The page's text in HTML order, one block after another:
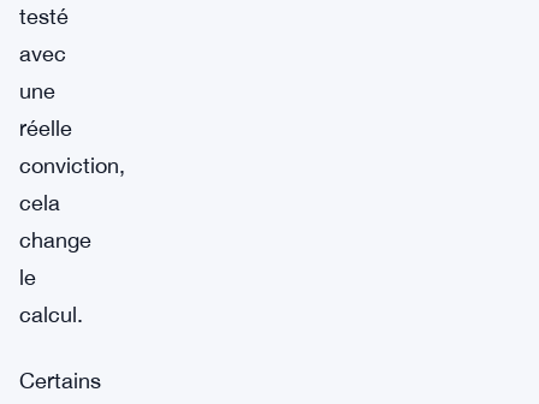
testé
avec
une
réelle
conviction,
cela
change
le
calcul.
Certains